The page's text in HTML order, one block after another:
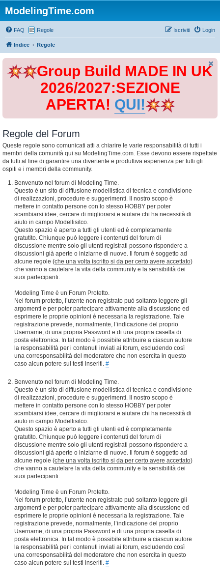
ModelingTime.com
FAQ Regole Login
Iscriviti
Indice Regole
Group Build MADE IN UK
2026/2027:SEZIONE
APERTA! QUI!
Regole del Forum
Queste regole sono comunicati atti a chiarire le varie responsabilità di tutti i
membri della comunità qui su ModelingTime.com. Esse devono essere rispettate
da tutti al fine di garantire una divertente e produttiva esperienza per tutti gli
ospiti e i membri della community.
Benvenuto nel forum di Modeling Time.
Questo è un sito di diffusione modellistica di tecnica e condivisione
di realizzazioni, procedure e suggerimenti. Il nostro scopo è
mettere in contatto persone con lo stesso HOBBY per poter
scambiarsi idee, cercare di migliorarsi e aiutare chi ha necessità di
aiuto in campo Modellisitco.
Questo spazio è aperto a tutti gli utenti ed è completamente
gratutito. Chiunque può leggere i contenuti del forum di
discussione mentre solo gli utenti registrati possono rispondere a
discussioni già aperte o iniziarne di nuove. Il forum è soggetto ad
alcune regole (che una volta iscritto si da per certo avere accettato)
che vanno a cautelare la vita della community e la sensibilità dei
suoi partecipanti:
Modeling Time è un Forum Protetto.
Nel forum protetto, l’utente non registrato può soltanto leggere gli
argomenti e per poter partecipare attivamente alla discussione ed
esprimere le proprie opinioni è necessaria la registrazione. Tale
registrazione prevede, normalmente, l’indicazione del proprio
Username, di una propria Password e di una propria casella di
posta elettronica. In tal modo è possibile attribuire a ciascun autore
la responsabilità per i contenuti inviati ai forum, escludendo così
una corresponsabilità del moderatore che non esercita in questo
caso alcun potere sui testi inseriti. #
Benvenuto nel forum di Modeling Time.
Questo è un sito di diffusione modellistica di tecnica e condivisione
di realizzazioni, procedure e suggerimenti. Il nostro scopo è
mettere in contatto persone con lo stesso HOBBY per poter
scambiarsi idee, cercare di migliorarsi e aiutare chi ha necessità di
aiuto in campo Modellisitco.
Questo spazio è aperto a tutti gli utenti ed è completamente
gratutito. Chiunque può leggere i contenuti del forum di
discussione mentre solo gli utenti registrati possono rispondere a
discussioni già aperte o iniziarne di nuove. Il forum è soggetto ad
alcune regole (che una volta iscritto si da per certo avere accettato)
che vanno a cautelare la vita della community e la sensibilità dei
suoi partecipanti:
Modeling Time è un Forum Protetto.
Nel forum protetto, l’utente non registrato può soltanto leggere gli
argomenti e per poter partecipare attivamente alla discussione ed
esprimere le proprie opinioni è necessaria la registrazione. Tale
registrazione prevede, normalmente, l’indicazione del proprio
Username, di una propria Password e di una propria casella di
posta elettronica. In tal modo è possibile attribuire a ciascun autore
la responsabilità per i contenuti inviati ai forum, escludendo così
una corresponsabilità del moderatore che non esercita in questo
caso alcun potere sui testi inseriti. #